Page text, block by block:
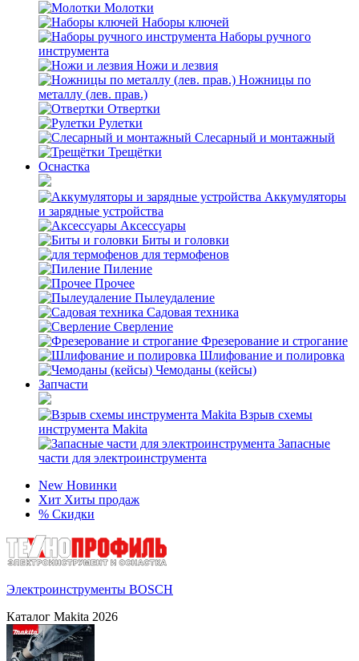
Молотки
Наборы ключей
Наборы ручного
инструмента
Ножи и лезвия
Ножницы по
металлу (лев. прав.)
Отвертки
Рулетки
Слесарный и монтажный
Трещётки
Оснастка
Аккумуляторы
и зарядные устройства
Аксессуары
Биты и головки
для термофенов
Пиление
Прочее
Пылеудаление
Садовая техника
Сверление
Фрезерование и строгание
Шлифование и полировка
Чемоданы (кейсы)
Запчасти
Взрыв схемы
инструмента Makita
Запасные
части для электроинструмента
New Новинки
Хит Хиты продаж
% Скидки
Электроинструменты BOSCH
Каталог Makita 2026